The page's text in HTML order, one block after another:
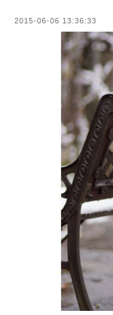
2015-06-06 13:36:33